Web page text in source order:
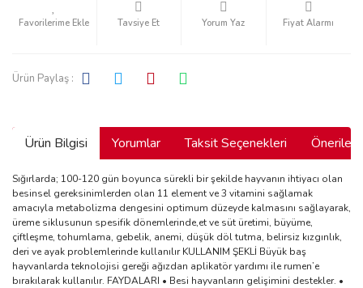
Tavsiye Et Yorum Yaz Fiyat Alarmı
Ürün Paylaş :
Ürün Bilgisi Yorumlar Taksit Seçenekleri
Sığırlarda; 100-120 gün boyunca sürekli bir şekilde hayvanın ihtiyacı olan
besinsel gereksinimlerden olan 11 element ve 3 vitamini sağlamak
amacıyla metabolizma dengesini optimum düzeyde kalmasını sağlayarak,
üreme siklusunun spesifik dönemlerinde,et ve süt üretimi, büyüme,
çiftleşme, tohumlama, gebelik, anemi, düşük döl tutma, belirsiz kızgınlık,
deri ve ayak problemlerinde kullanılır KULLANIM ŞEKLİ Büyük baş
hayvanlarda teknolojisi gereği ağızdan aplikatör yardımı ile rumen’e
bırakılarak kullanılır. FAYDALARI • Besi hayvanların gelişimini destekler. •